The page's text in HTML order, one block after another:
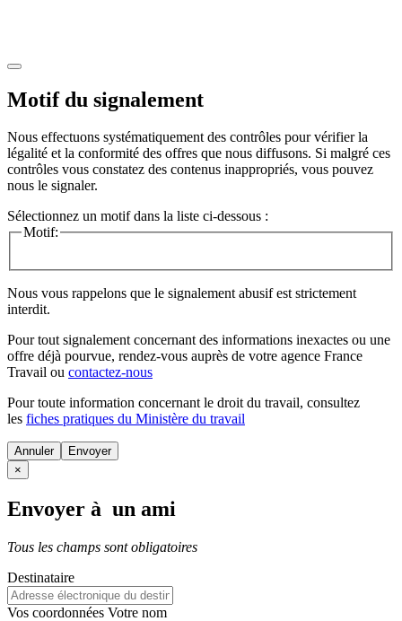
Motif du signalement
Nous effectuons systématiquement des contrôles pour vérifier la
légalité et la conformité des offres que nous diffusons. Si malgré ces
contrôles vous constatez des contenus inappropriés, vous pouvez
nous le signaler.
Sélectionnez un motif dans la liste ci-dessous :
Motif:
Nous vous rappelons que le signalement abusif est strictement
interdit.
Pour tout signalement concernant des informations inexactes ou une
offre déjà pourvue, rendez-vous auprès de votre agence France
Travail ou contactez-nous
Pour toute information concernant le droit du travail, consultez
les fiches pratiques du Ministère du travail
Annuler
×
Envoyer à un ami
Tous les champs sont obligatoires
Destinataire
Vos coordonnées Votre nom